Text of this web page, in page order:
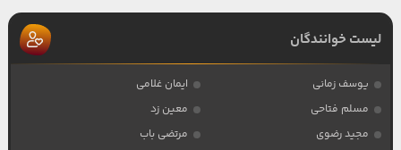
لیست خوانندگان
یوسف زمانی
ایمان غلامی
مسلم فتاحی
معین زد
مجید رضوی
مرتضی باب